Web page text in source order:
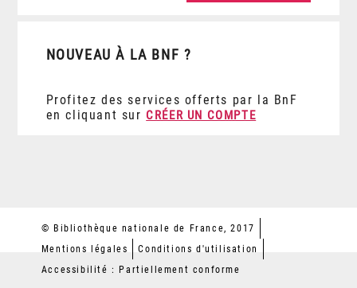
NOUVEAU À LA BNF ?
Profitez des services offerts par la BnF
en cliquant sur CRÉER UN COMPTE
© Bibliothèque nationale de France, 2017
Mentions légales
Conditions d'utilisation
Accessibilité : Partiellement conforme